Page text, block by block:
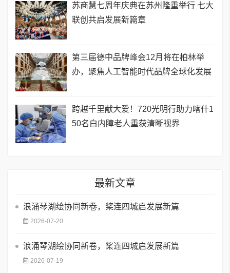
苏商慧七周年庆典在苏州隆重举行 七大
联创共启发展新篇章
第三届德中品牌峰会12月将在柏林举
办，聚焦人工智能时代品牌全球化发展
跨越千里献大爱！720光明行助力喀什1
50名白内障老人重获清晰视界
最新文章
浪涌琴湖绘协同新卷，桨连四城启发展新篇
2026-07-20
浪涌琴湖绘协同新卷，桨连四城启发展新篇
2026-07-19